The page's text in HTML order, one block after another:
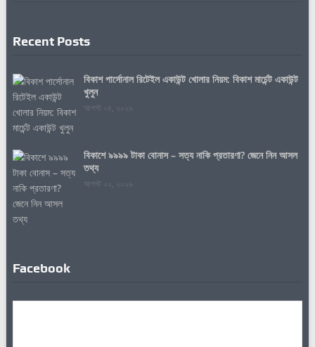
Recent Posts
বিকাশ পার্সোনাল রিটেইল একাউন্ট খোলার নিয়ম: বিকাশ মার্চেন্ট একাউন্ট
খুলুন
আগস্ট ০৪, ২০২৬
বিকাশে ৯৯৯৯ টাকা বোনাস – সত্য নাকি প্রতারণা? জেনে নিন আসল
তথ্য
আগস্ট ০২, ২০২৬
Facebook